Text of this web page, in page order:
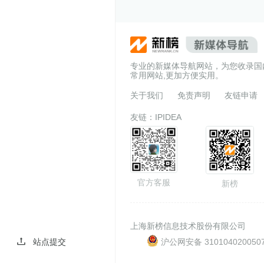
站点提交
专业的新媒体导航网站，为您收录
常用网站,更加方便实用。
关于我们 免责声明 友链申请
友链： IPIDEA
官方客服 新榜
上海新榜信息技术股份有限公司
沪公网安备